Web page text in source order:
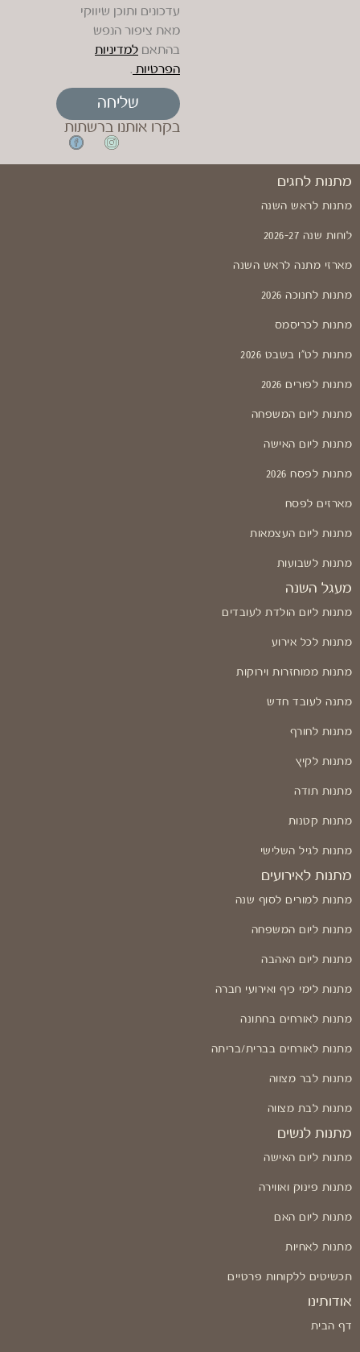
עדכונים ותוכן שיווקי
מאת ציפור הנפש
בהתאם למדיניות
הפרטיות .
שליחה
בקרו אותנו ברשתות
מתנות לחגים
מתנות לראש השנה
לוחות שנה 2026-27
מארזי מתנה לראש השנה
מתנות לחנוכה 2026
מתנות לכריסמס
מתנות לט"ו בשבט 2026
מתנות לפורים 2026
מתנות ליום המשפחה
מתנות ליום האישה
מתנות לפסח 2026
מארזים לפסח
מתנות ליום העצמאות
מתנות לשבועות
מעגל השנה
מתנות ליום הולדת לעובדים
מתנות לכל אירוע
מתנות ממוחזרות וירוקות
מתנה לעובד חדש
מתנות לחורף
מתנות לקיץ
מתנות תודה
מתנות קטנות
מתנות לגיל השלישי
מתנות לאירועים
מתנות למורים לסוף שנה
מתנות ליום המשפחה
מתנות ליום האהבה
מתנות לימי כיף ואירועי חברה
מתנות לאורחים בחתונה
מתנות לאורחים בברית/בריתה
מתנות לבר מצווה
מתנות לבת מצווה
מתנות לנשים
מתנות ליום האישה
מתנות פינוק ואווירה
מתנות ליום האם
מתנות לאחיות
תכשיטים ללקוחות פרטיים
אודותינו
דף הבית